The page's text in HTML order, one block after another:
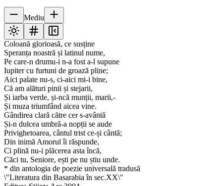
Mediu
Coloană glorioasă, ce susține
Speranța noastră și latinul nume,
Pe care-n drumu-i n-a fost a-l supune
Iupiter cu furtuni de groază pline;
Aici palate nu-s, ci-aici mi-i bine,
Că am alături pinii și stejarii,
Și iarba verde, și-ncă munții, marii,-
Și muza triumfând aicea vine.
Gândirea clară către cer s-avântă
Și-n dulcea umbră-a nopții se aude
Privighetoarea, cântul trist ce-și cântă;
Din inimă Amorul îi răspunde,
Ci plină nu-i plăcerea asta încă,
Căci tu, Seniore, ești pe nu știu unde.
* din antologia de poezie universală tradusă
\"Literatura din Basarabia în sec.XX\"